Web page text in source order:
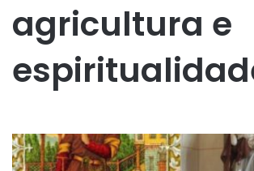
agricultura e